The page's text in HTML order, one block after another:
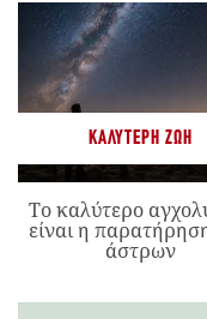
ΚΑΛΎΤΕΡΗ ΖΩΉ
Το καλύτερο
είναι η
άστρων